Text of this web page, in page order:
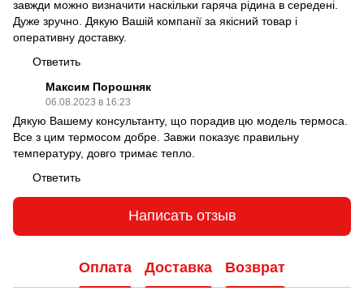
завжди можно визначити наскільки гаряча рідина в середені.
Дуже зручно. Дякую Вашій компанії за якісний товар і
оперативну доставку.
Ответить
Максим Порошняк
06.08.2023 в 16:23
Дякую Вашему консультанту, що порадив цю модель термоса.
Все з цим термосом добре. Завжи показує правильну
температуру, довго тримає тепло.
Ответить
Написать отзыв
Оплата Доставка Возврат